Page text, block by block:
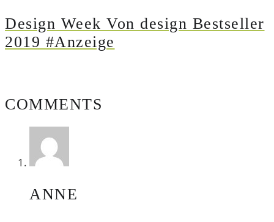
Design Week Von design Bestseller
2019 #Anzeige
COMMENTS
ANNE